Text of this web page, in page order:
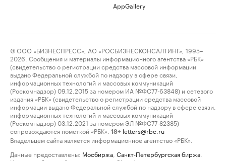
AppGallery
© ООО «БИЗНЕСПРЕСС», АО «РОСБИЗНЕСКОНСАЛТИНГ», 1995–
2026. Сообщения и материалы информационного агентства «РБК»
(свидетельство о регистрации средства массовой информации
выдано Федеральной службой по надзору в сфере связи,
информационных технологий и массовых коммуникаций
(Роскомнадзор) 09.12.2015 за номером ИА №ФС77-63848) и сетевого
издания «РБК» (свидетельство о регистрации средства массовой
информации выдано Федеральной службой по надзору в сфере связи,
информационных технологий и массовых коммуникаций
(Роскомнадзор) 03.12.2021 за номером ЭЛ №ФС77-82385)
сопровождаются пометкой «РБК».
18+ letters@rbc.ru
Владельцем сайта является информационное агентство «РБК».
Данные предоставлены: Мосбиржа Санкт-Петербургская биржа